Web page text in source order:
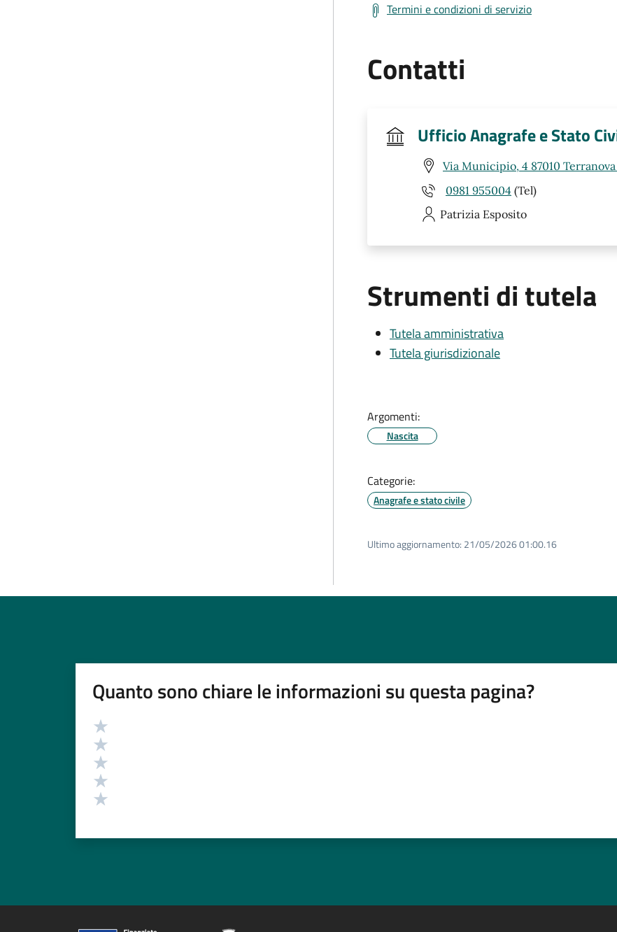
Termini e condizioni di servizio
Contatti
Ufficio Anagrafe e Stato
Via Municipio, 4 87010 Terranova
0981 955004 (Tel)
Patrizia Esposito
Strumenti di tutela
Tutela amministrativa
Tutela giurisdizionale
Argomenti:
Nascita
Categorie:
Anagrafe e stato civile
Ultimo aggiornamento: 21/05/2026 01:00.16
Quanto sono chiare le informazioni su questa pagina?
Valutazione